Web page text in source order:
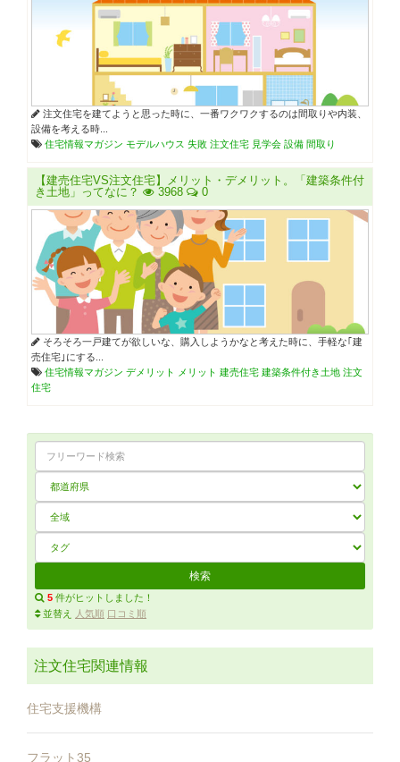
注文住宅を建てようと思った時に、一番ワクワクするのは間取りや内装、
設備を考える時...
住宅情報マガジン モデルハウス 失敗 注文住宅 見学会 設備 間取り
【建売住宅VS注文住宅】メリット・デメリット。「建築条件付
き土地」ってなに？
3968 0
そろそろ一戸建てが欲しいな、購入しようかなと考えた時に、手軽な｢建
売住宅｣にする...
住宅情報マガジン デメリット メリット 建売住宅 建築条件付き土地 注文
住宅
5 件がヒットしました！
並替え
注文住宅関連情報
住宅支援機構
フラット35